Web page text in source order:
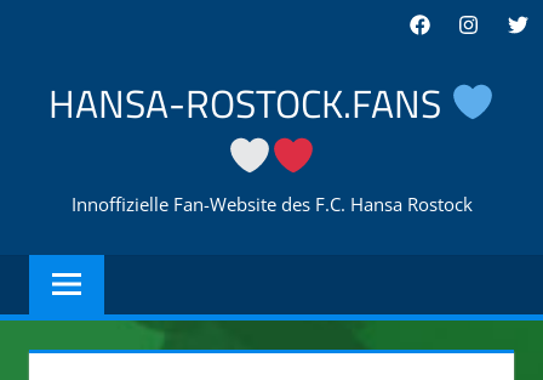
springen
Facebook
HANSA-ROSTOCK.FANS
Innoffizielle Fan-Website des F.C. Hansa Rostock